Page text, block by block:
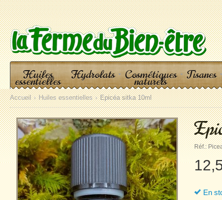
Huiles
essentielles Hydrolats Cosmétiques
naturels Tisanes
Accueil Huiles essentielles Epicéa sitka 10ml
Réf.:
En